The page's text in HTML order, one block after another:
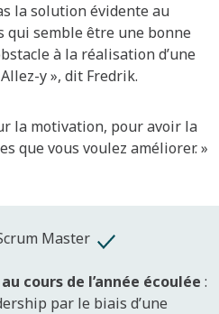
la solution évidente au
qui semble être une bonne
à la réalisation d’une
y », dit Fredrik.
la motivation, pour avoir la
que vous voulez améliorer. »
Master
cours de l’année écoulée :
par le biais d’une